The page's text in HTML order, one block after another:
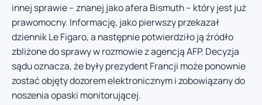
innej sprawie – znanej jako afera Bismuth – który jest już
prawomocny. Informację, jako pierwszy przekazał
dziennik Le Figaro, a następnie potwierdziło ją źródło
zbliżone do sprawy w rozmowie z agencją AFP. Decyzja
sądu oznacza, że były prezydent Francji może ponownie
zostać objęty dozorem elektronicznym i zobowiązany do
noszenia opaski monitorującej.